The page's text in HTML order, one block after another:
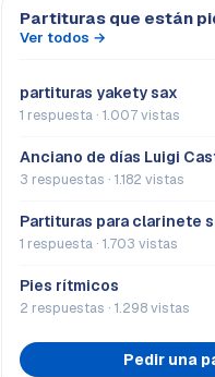
Partituras que están
Ver todos →
partituras yakety sax
1 respuesta · 1.007 vistas
Anciano de días Luigi
3 respuestas · 1.182 vistas
Partituras para clarinete
1 respuesta · 1.703 vistas
Pies rítmicos
2 respuestas · 1.298 vistas
Pedir una